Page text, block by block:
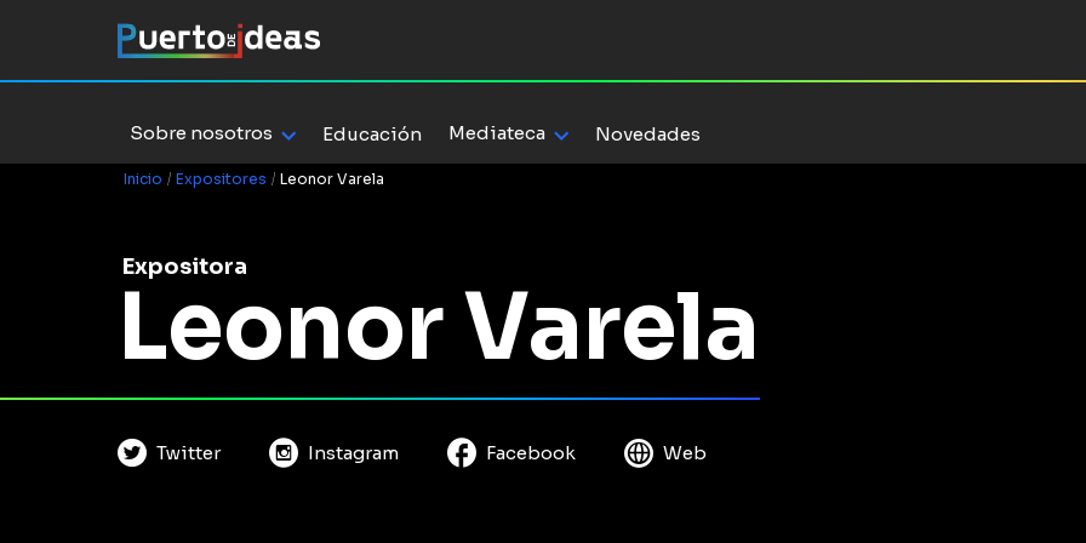
Sobre nosotros Educación Mediateca Novedades
Inicio / Expositores / Leonor Varela
Expositora
Leonor Varela
Twitter Instagram Facebook Web